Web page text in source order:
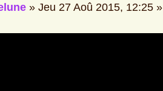
» Jeu 27 Aoû 2015, 12:25